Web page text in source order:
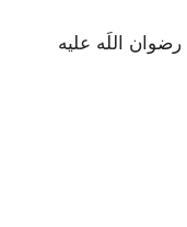
رضوان اللَه علیه